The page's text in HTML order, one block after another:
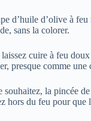
d’huile d’olive à
sans la colorer.
cuire à feu
presque comme une
la pincée
hors du feu pour que